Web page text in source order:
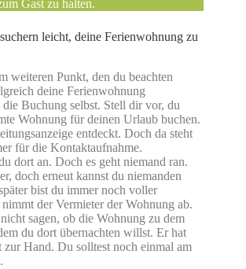
Gast zu halten.
leicht, deine Ferienwohnung zu
weiteren Punkt, den du beachten
deine Ferienwohnung
Buchung selbst. Stell dir vor, du
Wohnung für deinen Urlaub buchen.
entdeckt. Doch da steht
für die Kontaktaufnahme.
dort an. Doch es geht niemand ran.
doch erneut kannst du niemanden
bist du immer noch voller
der Vermieter der Wohnung ab.
sagen, ob die Wohnung zu dem
du dort übernachten willst. Er hat
zur Hand. Du solltest noch einmal am